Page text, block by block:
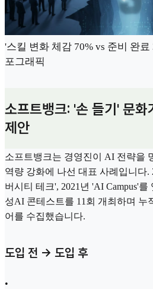
'스킬 변화 체감 70% vs 준비 완
포그래픽
소프트뱅크: '손 들기' 문
제안
소프트뱅크는 경영진이 AI 전략을
역량 강화에 나선 대표 사례입니다.
버시티 테크', 2021년 'AI Campus'
성AI 콘테스트를 11회 개최하며 누
어를 수집했습니다.
도입 전 → 도입 후
•